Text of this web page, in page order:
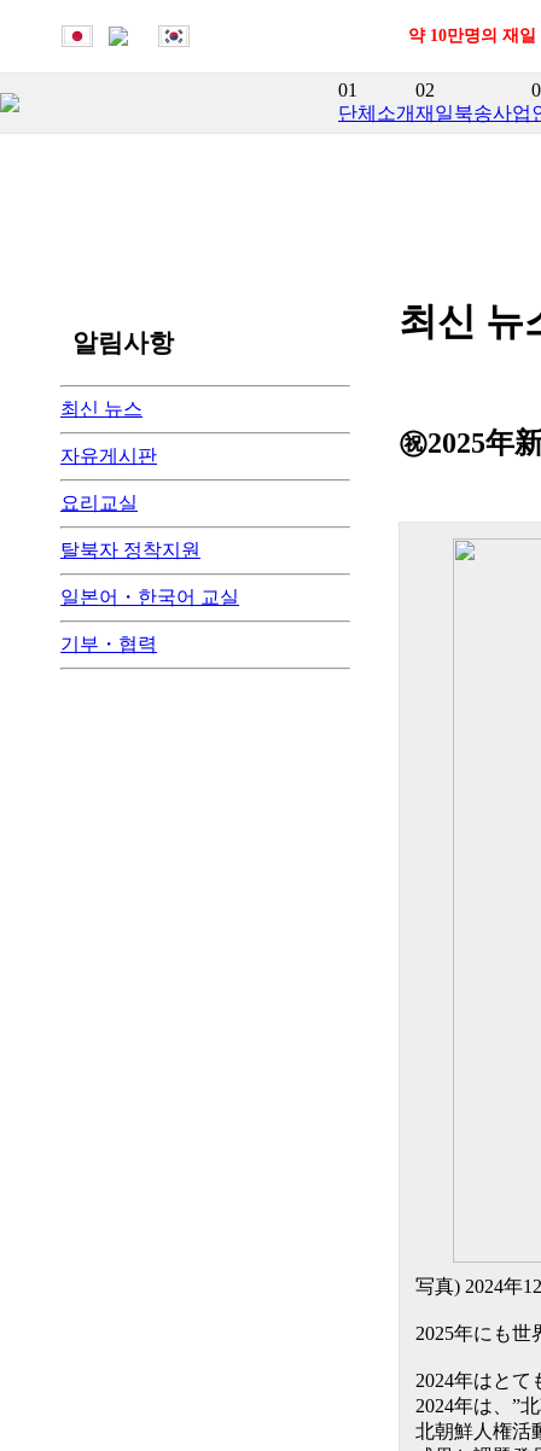
약 10만명의 재
01
단체소개
02
재일북송사업
알림사항
최신 뉴스
자유게시판
요리교실
탈북자 정착지원
일본어・한국어 교실
기부・협력
최신 뉴
㊗️2025年
写真) 2024年
2025年にも
2024年はとて
2024年は、”
北朝鮮人権活